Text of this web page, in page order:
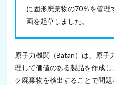
日
）
13
パ
プ
の
に固形廃棄物の70％を管理
画を起草しました。
原子力機関（Batan）は、原子
理して価値のある製品を作成
ク廃棄物を検出することで問題